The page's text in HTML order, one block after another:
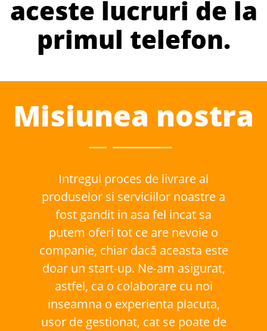
aceste lucruri de la
primul telefon.
Misiunea nostra
Intregul proces de livrare al
produselor si serviciilor noastre a
fost gandit in asa fel incat sa
putem oferi tot ce are nevoie o
companie, chiar dacă aceasta este
doar un start-up. Ne-am asigurat,
astfel, ca o colaborare cu noi
inseamna o experienta placuta,
usor de gestionat, cat se poate de